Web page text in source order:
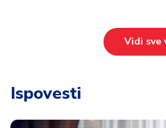
Vidi sve
Ispovesti